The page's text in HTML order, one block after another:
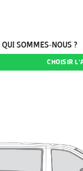
QUI SOMMES-NOUS ?
CHOISIR